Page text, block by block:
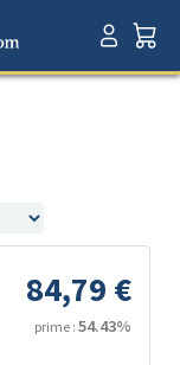
84,79 €
prime : 54.43%